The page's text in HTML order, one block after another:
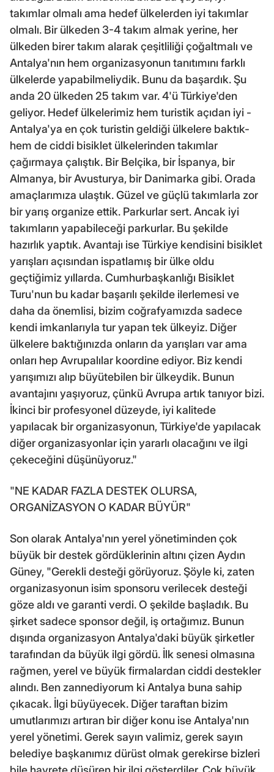
takımlar olmalı ama hedef ülkelerden iyi takımlar
olmalı. Bir ülkeden 3-4 takım almak yerine, her
ülkeden birer takım alarak çeşitliliği çoğaltmalı ve
Antalya'nın hem organizasyonun tanıtımını farklı
ülkelerde yapabilmeliydik. Bunu da başardık. Şu
anda 20 ülkeden 25 takım var. 4'ü Türkiye'den
geliyor. Hedef ülkelerimiz hem turistik açıdan iyi -
Antalya'ya en çok turistin geldiği ülkelere baktık-
hem de ciddi bisiklet ülkelerinden takımlar
çağırmaya çalıştık. Bir Belçika, bir İspanya, bir
Almanya, bir Avusturya, bir Danimarka gibi. Orada
amaçlarımıza ulaştık. Güzel ve güçlü takımlarla zor
bir yarış organize ettik. Parkurlar sert. Ancak iyi
takımların yapabileceği parkurlar. Bu şekilde
hazırlık yaptık. Avantajı ise Türkiye kendisini bisiklet
yarışları açısından ispatlamış bir ülke oldu
geçtiğimiz yıllarda. Cumhurbaşkanlığı Bisiklet
Turu'nun bu kadar başarılı şekilde ilerlemesi ve
daha da önemlisi, bizim coğrafyamızda sadece
kendi imkanlarıyla tur yapan tek ülkeyiz. Diğer
ülkelere baktığınızda onların da yarışları var ama
onları hep Avrupalılar koordine ediyor. Biz kendi
yarışımızı alıp büyütebilen bir ülkeydik. Bunun
avantajını yaşıyoruz, çünkü Avrupa artık tanıyor bizi.
İkinci bir profesyonel düzeyde, iyi kalitede
yapılacak bir organizasyonun, Türkiye'de yapılacak
diğer organizasyonlar için yararlı olacağını ve ilgi
çekeceğini düşünüyoruz."
"NE KADAR FAZLA DESTEK OLURSA,
ORGANİZASYON O KADAR BÜYÜR"
Son olarak Antalya'nın yerel yönetiminden çok
büyük bir destek gördüklerinin altını çizen Aydın
Güney, "Gerekli desteği görüyoruz. Şöyle ki, zaten
organizasyonun isim sponsoru verilecek desteği
göze aldı ve garanti verdi. O şekilde başladık. Bu
şirket sadece sponsor değil, iş ortağımız. Bunun
dışında organizasyon Antalya'daki büyük şirketler
tarafından da büyük ilgi gördü. İlk senesi olmasına
rağmen, yerel ve büyük firmalardan ciddi destekler
alındı. Ben zannediyorum ki Antalya buna sahip
çıkacak. İlgi büyüyecek. Diğer taraftan bizim
umutlarımızı artıran bir diğer konu ise Antalya'nın
yerel yönetimi. Gerek sayın valimiz, gerek sayın
belediye başkanımız dürüst olmak gerekirse bizleri